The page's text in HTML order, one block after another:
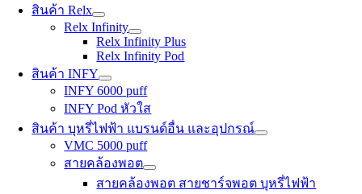
สินค้า Relx
Relx Infinity
Relx Infinity Plus
Relx Infinity Pod
สินค้า INFY
INFY 6000 puff
INFY Pod หัวใส
สินค้า บุหรี่ไฟฟ้า แบรนด์อื่น และอุปกรณ์
VMC 5000 puff
สายคล้องพอต
สายคล้องพอต สายชาร์จพอต บุหรี่ไฟฟ้า